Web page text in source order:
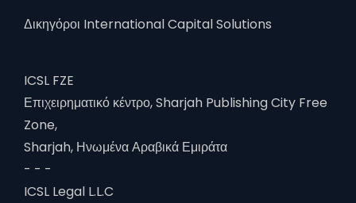
Δικηγόροι International Capital Solutions
ICSL FZE
Επιχειρηματικό κέντρο, Sharjah Publishing City Free
Zone,
Sharjah, Ηνωμένα Αραβικά Εμιράτα
- - -
ICSL Legal L.L.C